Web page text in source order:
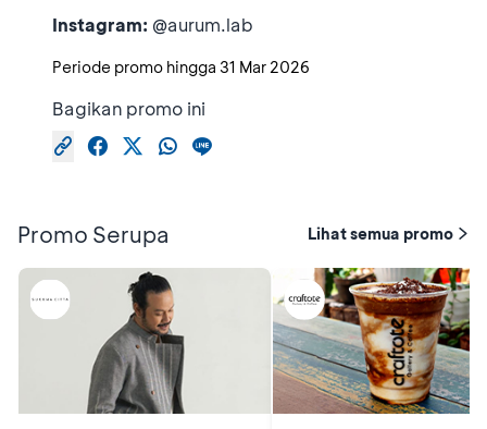
Instagram: @aurum.lab
Periode promo hingga 31 Mar 2026
Bagikan promo ini
Promo Serupa Lihat semua promo